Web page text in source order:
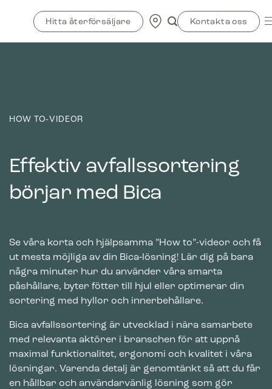
Hitta återförsäljare Kontakta oss
HOW TO‑VIDEOR
Effektiv avfallssortering
börjar med Bica
Se våra korta och hjälpsamma ”How to”-videor och få
ut mesta möjliga av din Bica‑lösning! Lär dig på bara
några minuter hur du använder våra smarta
påshållare, byter fötter till hjul eller optimerar din
sortering med hyllor och innerbehållare.
Bica avfallssortering är utvecklad i nära samarbete
med relevanta aktörer i branschen för att uppnå
maximal funktionalitet, ergonomi och kvalitet i våra
lösningar. Varenda detalj är genomtänkt så att du får
en hållbar och användarvänlig lösning som gör